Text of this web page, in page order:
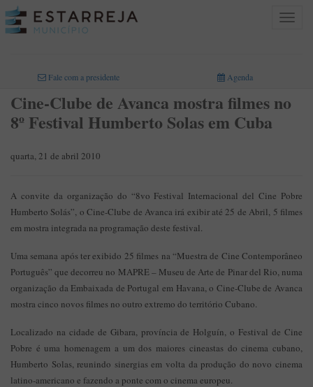
Toggle
Fale com a presidente Agenda
Cine-Clube de Avanca mostra filmes no
8º Festival Humberto Solas em Cuba
quarta, 21 de abril 2010
A convite da organização do “8vo Festival Internacional del Cine Pobre
Humberto Solás”, o Cine-Clube de Avanca irá exibir até 25 de Abril, 5 filmes
em mostra integrada na programação deste festival.
Uma semana após ter exibido 25 filmes na “Muestra de Cine Contemporâneo
Português” que decorreu no MAPRE – Museu de Arte de Pinar del Rio, numa
organização da Embaixada de Portugal em Havana, o Cine-Clube de Avanca
mostra cinco novos filmes no outro extremo do território Cubano.
Localizado na cidade de Gibara, província de Holguín, o Festival de Cine
Pobre é uma homenagem a um dos maiores cineastas do cinema cubano,
Humberto Solas, reunindo sinergias em volta da produção do novo cinema
latino-americano e fazendo a ponte com o cinema europeu.